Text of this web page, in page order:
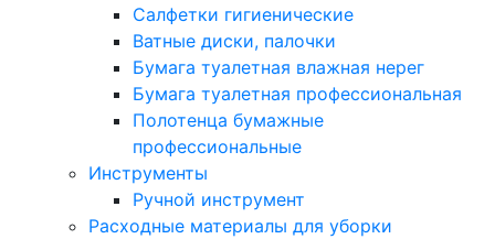
Салфетки гигиенические
Ватные диски, палочки
Бумага туалетная влажная нерег
Бумага туалетная профессиональная
Полотенца бумажные
профессиональные
Инструменты
Ручной инструмент
Расходные материалы для уборки